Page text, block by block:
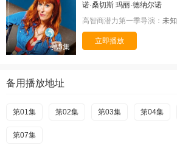
第5集
诺·桑切斯 玛丽·德纳尔诺
高智商潜力第一季导演： 未知
立即播放
备用播放地址
第01集 第02集 第03集 第04集
第07集